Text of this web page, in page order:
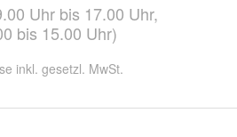
Uhr bis 17.00 Uhr,
bis 15.00 Uhr)
inkl. gesetzl. MwSt.